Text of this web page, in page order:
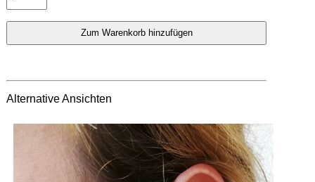
Alternative Ansichten